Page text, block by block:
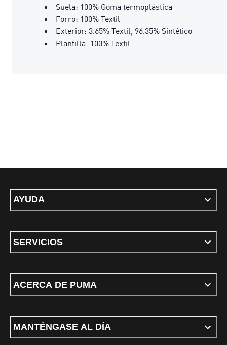
Suela: 100% Goma termoplástica
Forro: 100% Textil
Exterior: 3.65% Textil, 96.35% Sintético
Plantilla: 100% Textil
AYUDA
SERVICIOS
ACERCA DE PUMA
MANTÉNGASE AL DÍA